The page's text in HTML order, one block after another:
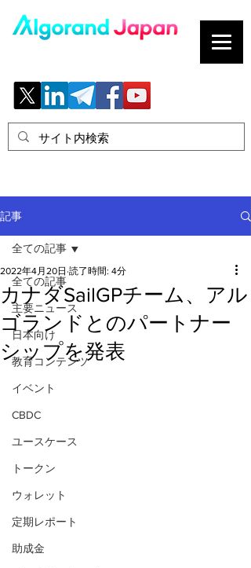
記事
全ての記事
主要ニュース
日本向け
教育コンテンツ
イベント
CBDC
ユースケース
トークン
ウォレット
定期レポート
助成金
全ての記事
カナダSailGPチーム、アル
ゴランドとのパートナー
シップを発表
2022年4月20日 読了時間: 4分